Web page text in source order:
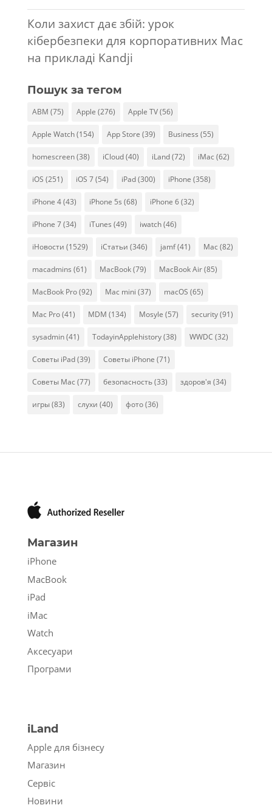
Коли захист дає збій: урок
кібербезпеки для корпоративних Mac
на прикладі Kandji
Пошук за тегом
ABM (75) Apple (276) Apple TV(56)
Apple Watch(154) App Store (39) Business (55)
homescreen(38) iCloud(40) iLand(72) iMac (62)
iOS (251) iOS 7(54) iPad(300) iPhone (358)
iPhone 4(43) iPhone 5s (68) iPhone 6(32)
iPhone 7(34) iTunes (49) iwatch(46)
iНовости (1529) iСтатьи (346) jamf(41) Mac (82)
macadmins (61) MacBook(79) MacBook Air(85)
MacBook Pro(92) Mac mini (37) macOS (65)
Mac Pro(41) MDM (134) Mosyle (57) security(91)
sysadmin(41) TodayinApplehistory(38) WWDC (32)
Советы iPad(39) Советы iPhone (71)
Советы Mac (77) безопасность(33) здоров'я (34)
игры(83) слухи (40) фото(36)
Магазин
iPhone
MacBook
iPad
iMac
Watch
Аксесуари
Програми
iLand
Apple для бізнесу
Магазин
Сервіс
Новини